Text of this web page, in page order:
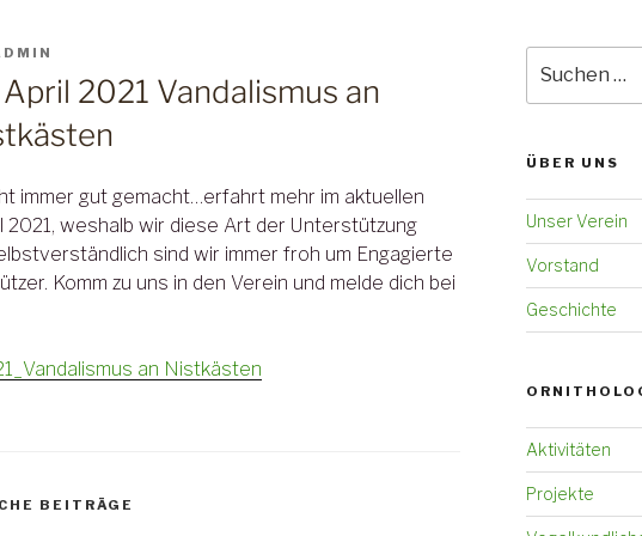
2021 Vandalismus an
immer gut gemacht…erfahrt mehr im aktuellen
2021, weshalb wir diese Art der Unterstützung
sind wir immer froh um Engagierte
Komm zu uns in den Verein und melde dich bei
an Nistkästen
BEITRÄGE
nach:
ÜBER UNS
Unser Verein
Vorstand
Geschichte
Aktivitäten
Projekte